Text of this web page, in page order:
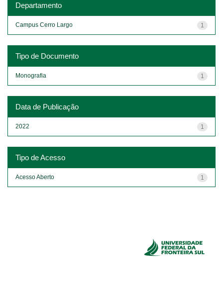
Departamento
1
Campus Cerro Largo
Tipo de Documento
1
Monografia
Data de Publicação
1
2022
Tipo de Acesso
1
Acesso Aberto